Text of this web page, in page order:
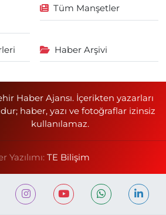
Tüm Manşetler
Haber Arşivi
Haber Ajansı. İçerikten yazarları
haber, yazı ve fotoğraflar izinsiz
kullanılamaz.
Yazılımı: TE Bilişim